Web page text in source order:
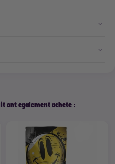
ont également acheté :